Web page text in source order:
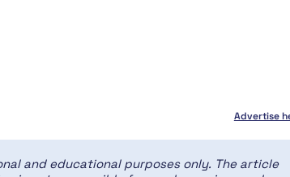
Advertise
and educational purposes only. The article